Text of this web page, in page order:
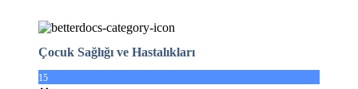
Çocuk Sağlığı ve Hastalıkları
15